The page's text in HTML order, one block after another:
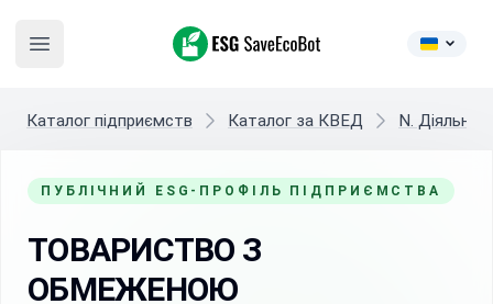
Open main menu
ESG SaveEcoBot
Каталог підприємств Каталог за КВЕД N.
ПУБЛІЧНИЙ ESG-ПРОФІЛЬ ПІДПРИЄМСТВА
ТОВАРИСТВО З
ОБМЕЖЕНОЮ